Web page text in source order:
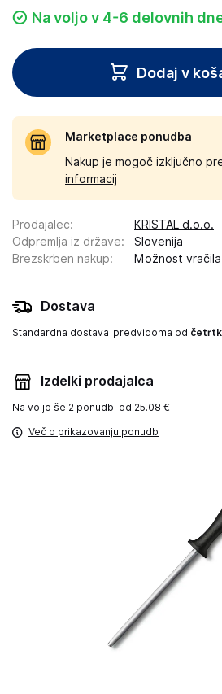
Na voljo v 4-6 delovnih
Dodaj v
Marketplace ponudba
Nakup je mogoč izključno
informacij
Prodajalec:
KRISTAL d.o.o.
Odpremlja iz države:
Slovenija
Brezskrben nakup: Možnost
Dostava
Standardna dostava predvidoma od
Izdelki prodajalca
Na voljo še 2 ponudbi od 25.08 €
Več o prikazovanju ponudb